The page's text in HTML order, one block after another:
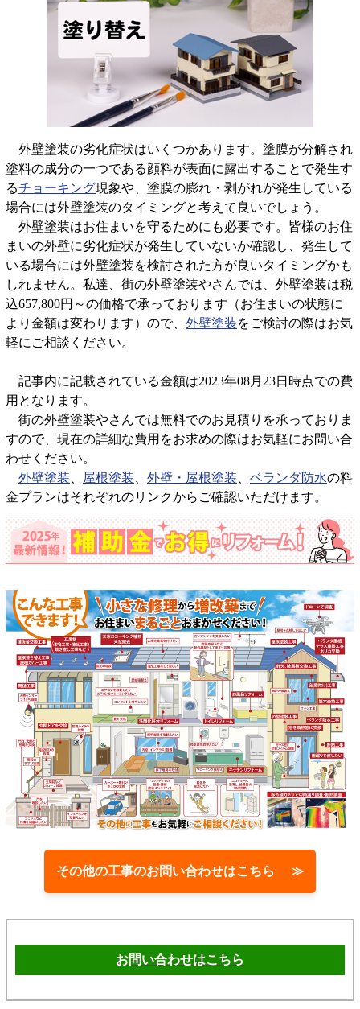
外壁塗装の劣化症状はいくつかあります。塗膜が分解され
塗料の成分の一つである顔料が表面に露出することで発生す
るチョーキング現象や、塗膜の膨れ・剥がれが発生している
場合には外壁塗装のタイミングと考えて良いでしょう。
外壁塗装はお住まいを守るためにも必要です。皆様のお住
まいの外壁に劣化症状が発生していないか確認し、発生して
いる場合には外壁塗装を検討された方が良いタイミングかも
しれません。私達、街の外壁塗装やさんでは、外壁塗装は税
込657,800円～の価格で承っております（お住まいの状態に
より金額は変わります）ので、 外壁塗装をご検討の際はお気
軽にご相談ください。
記事内に記載されている金額は2023年08月23日時点での費
用となります。
街の外壁塗装やさんでは無料でのお見積りを承っておりま
すので、現在の詳細な費用をお求めの際はお気軽にお問い合
わせください。
外壁塗装
屋根塗装 外壁・屋根塗装 ベランダ防水の料
金プランはそれぞれのリンクからご確認いただけます。
その他の工事のお問い合わせはこちら ≫
お問い合わせはこちら